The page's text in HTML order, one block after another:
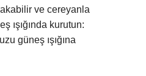
ve cereyanla
ışığında kurutun:
güneş ışığına